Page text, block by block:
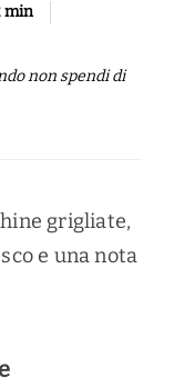
min
non spendi di
grigliate,
e una nota